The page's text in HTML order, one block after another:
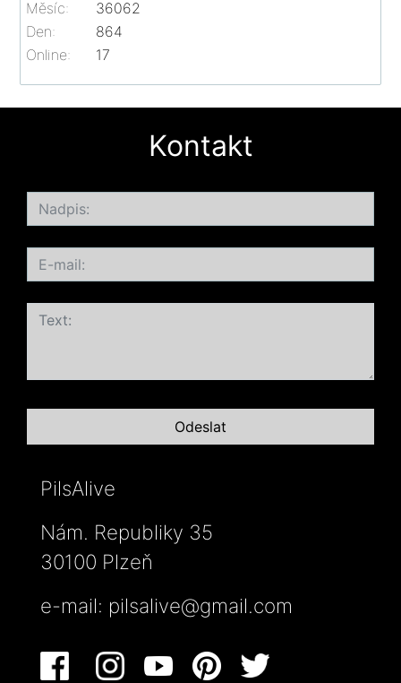
Online: 17
Měsíc:
36062
Den:
864
Kontakt
PilsAlive
Nám. Republiky 35
30100 Plzeň
e-mail: pilsalive@gmail.com